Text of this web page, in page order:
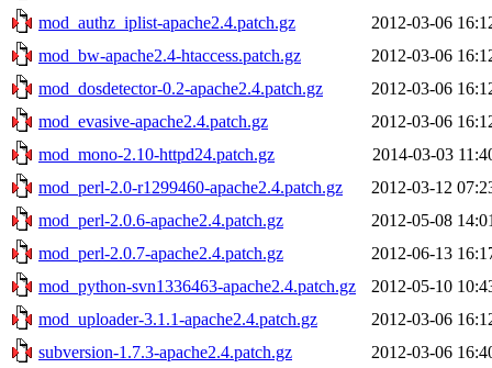
mod_authz_iplist-apache2.4.patch.gz
2012-03-06
mod_bw-apache2.4-htaccess.patch.gz
2012-03-06
mod_dosdetector-0.2-apache2.4.patch.gz
2012-03-06
mod_evasive-apache2.4.patch.gz
2012-03-06
mod_mono-2.10-httpd24.patch.gz
2014-03-03
mod_perl-2.0-r1299460-apache2.4.patch.gz
2012-03-12
mod_perl-2.0.6-apache2.4.patch.gz
2012-05-08
mod_perl-2.0.7-apache2.4.patch.gz
2012-06-13
mod_python-svn1336463-apache2.4.patch.gz
2012-05-10
mod_uploader-3.1.1-apache2.4.patch.gz
2012-03-06
subversion-1.7.3-apache2.4.patch.gz
2012-03-06